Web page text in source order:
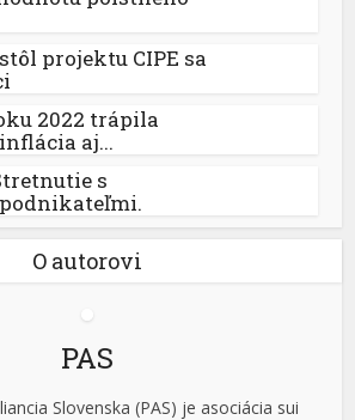
projektu CIPE sa
2022 trápila
aj...
s
O autorovi
PAS
Slovenska (PAS) je asociácia sui